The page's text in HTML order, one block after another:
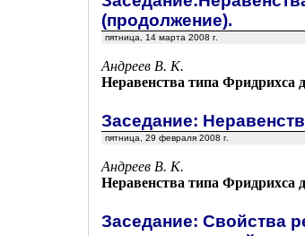
(продолжение).
пятница, 14 марта 2008 г.
Андреев В. К.
Неравенства типа Фридрихса
Заседание:
пятница, 29 февраля 2008 г.
Андреев В. К.
Неравенства типа Фридрихса
Заседание: Свойства